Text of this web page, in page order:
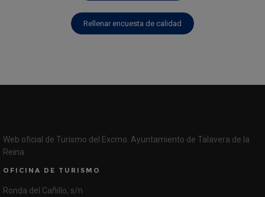
Rellenar encuesta de calidad
Web oficial de Turismo del Excmo. Ayuntamiento de Talavera de la
Reina
OFICINA DE TURISMO
Ronda del Cañillo, s/n